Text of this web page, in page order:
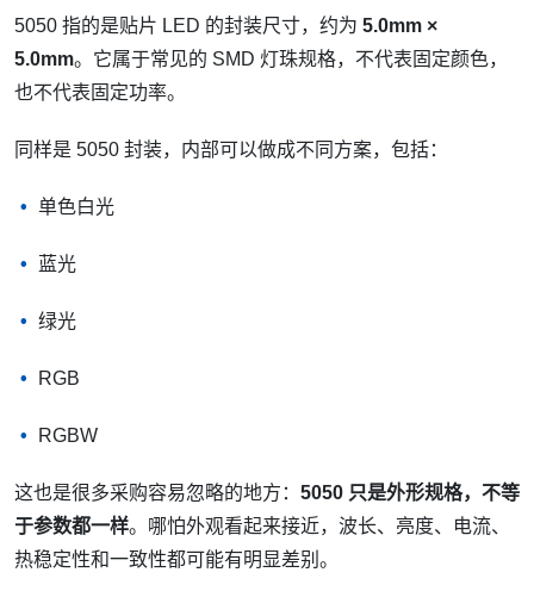
5050 指的是贴片 LED 的封装尺寸，约为 5.0mm ×
5.0mm。它属于常见的 SMD 灯珠规格，不代表固定颜色，
也不代表固定功率。
同样是 5050 封装，内部可以做成不同方案，包括：
单色白光
蓝光
绿光
RGB
RGBW
这也是很多采购容易忽略的地方： 5050 只是外形规格，不等
于参数都一样。哪怕外观看起来接近，波长、亮度、电流、
热稳定性和一致性都可能有明显差别。